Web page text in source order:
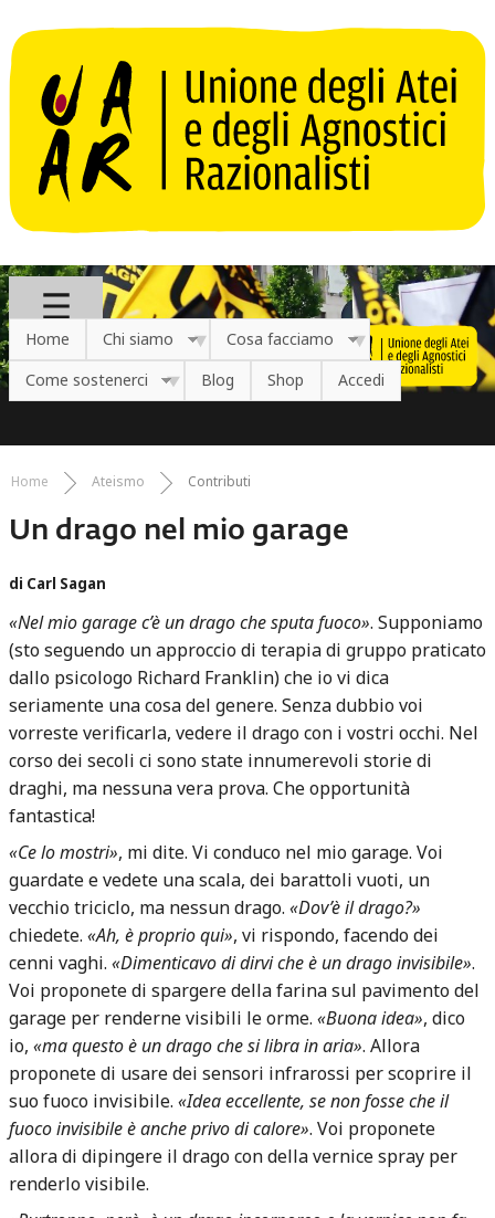
Home Chi siamo
Cosa facciamo
Come sostenerci
Blog Shop Accedi
Tu sei qui
Home Ateismo Contributi
Un drago nel mio garage
di Carl Sagan
«Nel mio garage c’è un drago che sputa fuoco». Supponiamo
(sto seguendo un approccio di terapia di gruppo praticato
dallo psicologo Richard Franklin) che io vi dica
seriamente una cosa del genere. Senza dubbio voi
vorreste verificarla, vedere il drago con i vostri occhi. Nel
corso dei secoli ci sono state innumerevoli storie di
draghi, ma nessuna vera prova. Che opportunità
fantastica!
«Ce lo mostri», mi dite. Vi conduco nel mio garage. Voi
guardate e vedete una scala, dei barattoli vuoti, un
vecchio triciclo, ma nessun drago. «Dov’è il drago?»
chiedete. «Ah, è proprio qui», vi rispondo, facendo dei
cenni vaghi. «Dimenticavo di dirvi che è un drago invisibile».
Voi proponete di spargere della farina sul pavimento del
garage per renderne visibili le orme. «Buona idea», dico
io, «ma questo è un drago che si libra in aria». Allora
proponete di usare dei sensori infrarossi per scoprire il
suo fuoco invisibile. «Idea eccellente, se non fosse che il
fuoco invisibile è anche privo di calore». Voi proponete
allora di dipingere il drago con della vernice spray per
renderlo visibile.